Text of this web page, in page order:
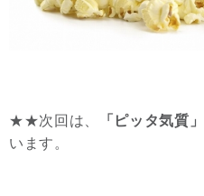
★★次回は、 「ピッタ気質」
います。